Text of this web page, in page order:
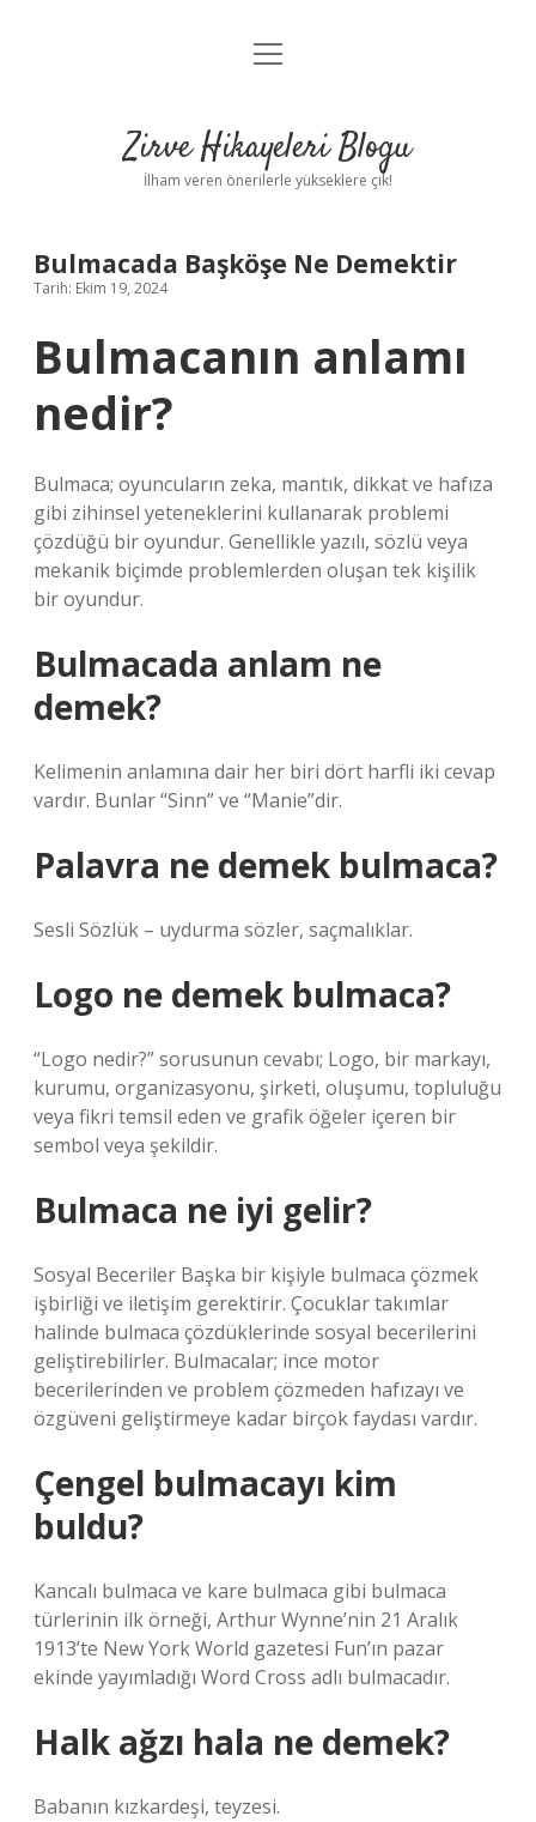
Anasayfa
Yasal Uyarı
menüyü
Zirve Hikayeleri Blogu
İlham veren önerilerle yükseklere çık!
Bulmacada Başköşe Ne Demektir
Tarih: Ekim 19, 2024
Bulmacanın anlamı
nedir?
Bulmaca; oyuncuların zeka, mantık, dikkat ve hafıza
gibi zihinsel yeteneklerini kullanarak problemi
çözdüğü bir oyundur. Genellikle yazılı, sözlü veya
mekanik biçimde problemlerden oluşan tek kişilik
bir oyundur.
Bulmacada anlam ne
demek?
Kelimenin anlamına dair her biri dört harfli iki cevap
vardır. Bunlar “Sinn” ve “Manie”dir.
Palavra ne demek bulmaca?
Sesli Sözlük – uydurma sözler, saçmalıklar.
Logo ne demek bulmaca?
“Logo nedir?” sorusunun cevabı; Logo, bir markayı,
kurumu, organizasyonu, şirketi, oluşumu, topluluğu
veya fikri temsil eden ve grafik öğeler içeren bir
sembol veya şekildir.
Bulmaca ne iyi gelir?
Sosyal Beceriler Başka bir kişiyle bulmaca çözmek
işbirliği ve iletişim gerektirir. Çocuklar takımlar
halinde bulmaca çözdüklerinde sosyal becerilerini
geliştirebilirler. Bulmacalar; ince motor
becerilerinden ve problem çözmeden hafızayı ve
özgüveni geliştirmeye kadar birçok faydası vardır.
Çengel bulmacayı kim
buldu?
Kancalı bulmaca ve kare bulmaca gibi bulmaca
türlerinin ilk örneği, Arthur Wynne’nin 21 Aralık
1913’te New York World gazetesi Fun’ın pazar
ekinde yayımladığı Word Cross adlı bulmacadır.
Halk ağzı hala ne demek?
Babanın kızkardeşi, teyzesi.